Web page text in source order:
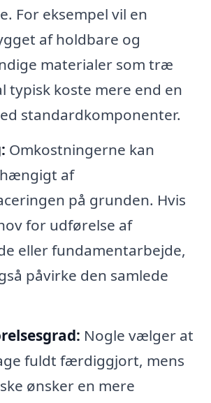
For eksempel vil en
af holdbare og
materialer som træ
typisk koste mere end en
standardkomponenter.
Omkostningerne kan
af
på grunden. Hvis
for udførelse af
eller fundamentarbejde,
påvirke den samlede
Nogle vælger at
fuldt færdiggjort, mens
ønsker en mere